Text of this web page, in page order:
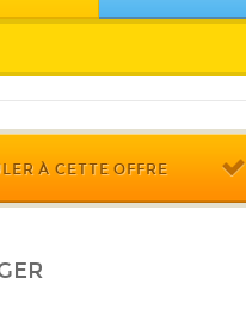
À CETTE OFFRE